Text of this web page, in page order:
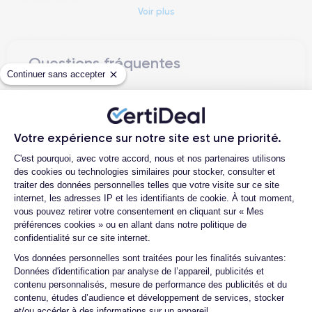
Continuer sans accepter
Votre expérience sur notre site est une priorité.
Plateforme de Gestion du
C'est pourquoi, avec votre accord, nous et nos partenaires utilisons
des cookies ou technologies similaires pour stocker, consulter et
traiter des données personnelles telles que votre visite sur ce site
internet, les adresses IP et les identifiants de cookie. À tout moment,
vous pouvez retirer votre consentement en cliquant sur « Mes
préférences cookies » ou en allant dans notre politique de
confidentialité sur ce site internet.
Vos données personnelles sont traitées pour les finalités suivantes:
Données d'identification par analyse de l’appareil, publicités et
contenu personnalisés, mesure de performance des publicités et du
contenu, études d’audience et développement de services, stocker
Axeptio consent
doté d'un ensemble de fonctionnalités avancées. Le design a
été revu avec un corps en céramique et en verre, offrant une
résistance accrue aux chocs et aux chutes. L'écran
ProMotion a 120Hzoffre un affichage plus fluide et une
réponse plus rapide de l'écran tactile.
L'appareil photo principal de 12 mégapixels
offre des
fonctions telles que la mise au point automatique avec
détection des visages, la stabilisation optique de l'image et un
mode nuit amélioré.
Le processeur A15 Bionic contribue à une vitesse de
énergétique que les modèles précédents. En outre,l'iPhone
13 est équipé de la 5G(comme son prédécesseur l'iPhone
12) pour une connexion Internet plus rapide et plus stable.
L'iPhone 13 a été lancé avec lesystème d'exploitation iOS
Voir plus
Questions fréquentes
iPhone 13 d'occasion et un iPhone 13
reconditionné ?
Quelle est la durée de vie d'un iPhone
13 reconditionné ?
Quelles sont les options disponibles sur
les batteries ?
Quels sont les accessoires inclus dans
la commande ?
Quelles garanties offrez-vous sur vos
produits ?
Quels sont vos modes de paiement ?